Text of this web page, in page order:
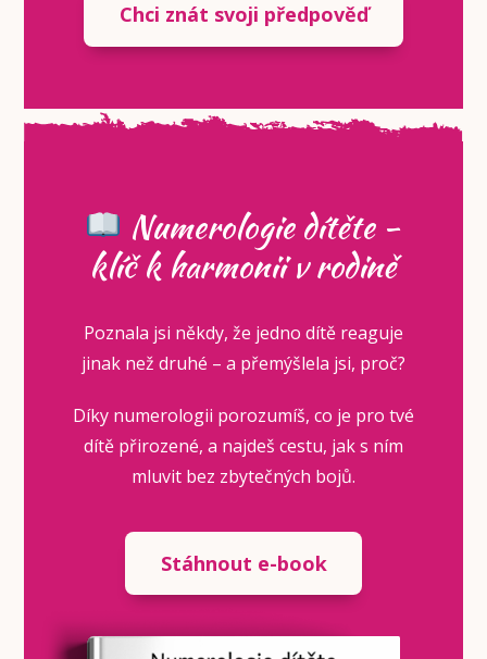
Chci znát svoji předpověď
Numerologie dítěte -
klíč k harmonii v rodině
Poznala jsi někdy, že jedno dítě reaguje
jinak než druhé – a přemýšlela jsi, proč?
Díky numerologii porozumíš, co je pro tvé
dítě přirozené, a najdeš cestu, jak s ním
mluvit bez zbytečných bojů.
Stáhnout e-book